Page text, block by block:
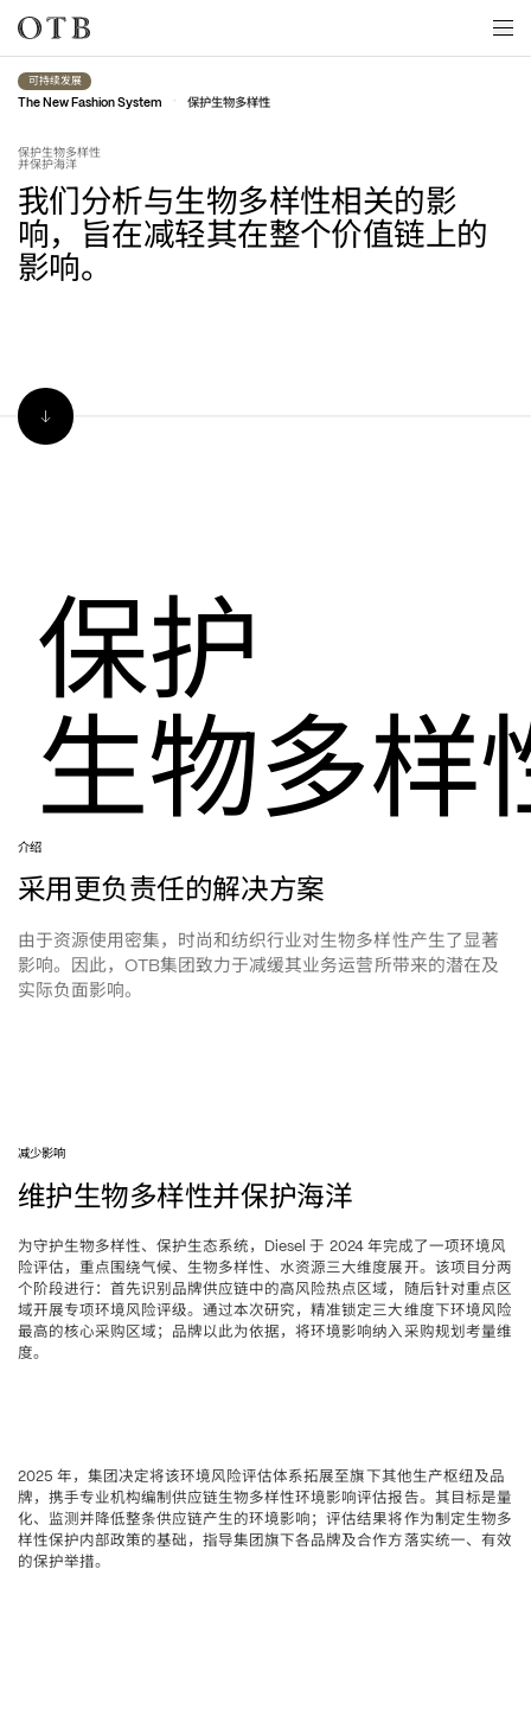
Skip to main content
可持续发展
The New Fashion System
• 保护生物多样性
保护生物多样性
并保护海洋
我们分析与生物多样性相关的影
响，旨在减轻其在整个价值链上的
影响。
保护
生物多样
介绍
采用更负责任的解决方案
由于资源使用密集，时尚和纺织行业对生物多样性产生了显著
影响。因此， OTB集团致力于减缓其业务运营所带来的潜在及
实际负面影响。
减少影响
维护生物多样性并保护海洋
为守护生物多样性、保护生态系统， Diesel 于 2024 年完成了一项环境风
险评估，重点围绕气候、生物多样性、水资源三大维度展开。该项目分两
个阶段进行： 首先识别品牌供应链中的高风险热点区域，随后针对重点区
域开展专项环境风险评级。通过本次研究，精准锁定三大维度下环境风险
最高的核心采购区域； 品牌以此为依据，将环境影响纳入采购规划考量维
度。
2025 年，集团决定将该环境风险评估体系拓展至旗下其他生产枢纽及品
牌，携手专业机构编制供应链生物多样性环境影响评估报告。其目标是量
化、监测并降低整条供应链产生的环境影响；评估结果将作为制定生物多
样性保护内部政策的基础，指导集团旗下各品牌及合作方落实统一、有效
的保护举措。